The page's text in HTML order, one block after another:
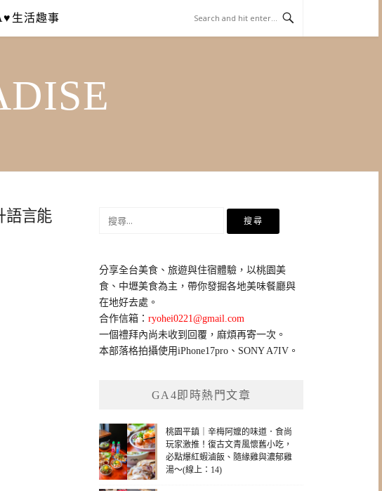
生活趣事
語言能
鍵
字:
分享全台美食、旅遊與住宿體驗，以桃園美
食、中壢美食為主，帶你發掘各地美味餐廳與
在地好去處。
合作信箱：ryohei0221@gmail.com
一個禮拜內尚未收到回覆，麻煩再寄一次。
本部落格拍攝使用iPhone17pro、SONY A7IV。
GA4即時熱門文章
桃園平鎮｜辛梅阿嬤的味道．食尚
玩家激推！復古文青風懷舊小吃，
必點爆紅蝦滷飯、隨緣雞與濃郁雞
湯～(線上：14)